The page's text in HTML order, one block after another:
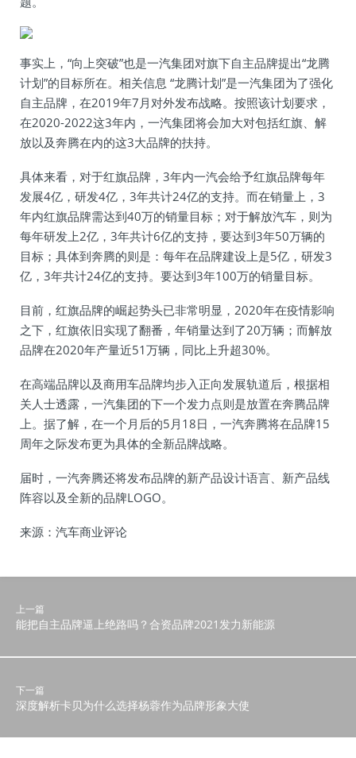
事实上，“向上突破”也是一汽集团对旗下自主品牌提出“龙腾
计划”的目标所在。相关信息 “龙腾计划”是一汽集团为了强化
自主品牌，在2019年7月对外发布战略。按照该计划要求，
在2020-2022这3年内，一汽集团将会加大对包括红旗、解
放以及奔腾在内的这3大品牌的扶持。
具体来看，对于红旗品牌，3年内一汽会给予红旗品牌每年
发展4亿，研发4亿，3年共计24亿的支持。而在销量上，3
年内红旗品牌需达到40万的销量目标；对于解放汽车，则为
每年研发上2亿，3年共计6亿的支持，要达到3年50万辆的
目标；具体到奔腾的则是：每年在品牌建设上是5亿，研发3
亿，3年共计24亿的支持。要达到3年100万的销量目标。
目前，红旗品牌的崛起势头已非常明显，2020年在疫情影响
之下，红旗依旧实现了翻番，年销量达到了20万辆；而解放
品牌在2020年产量近51万辆，同比上升超30%。
在高端品牌以及商用车品牌均步入正向发展轨道后，根据相
关人士透露，一汽集团的下一个发力点则是放置在奔腾品牌
上。据了解，在一个月后的5月18日，一汽奔腾将在品牌15
周年之际发布更为具体的全新品牌战略。
届时，一汽奔腾还将发布品牌的新产品设计语言、新产品线
阵容以及全新的品牌LOGO。
来源：汽车商业评论
上一篇
能把自主品牌逼上绝路吗？合资品牌2021发力新能源
下一篇
深度解析卡贝为什么选择杨蓉作为品牌形象大使